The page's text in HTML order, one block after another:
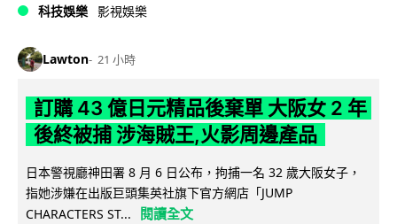
科技娛樂 影視娛樂
Lawton 21 小時
訂購 43 億日元精品後棄單 大阪女 2 年
後終被捕 涉海賊王,火影周邊產品
日本警視廳神田署 8 月 6 日公布，拘捕一名 32 歲大阪女子，
指她涉嫌在出版巨頭集英社旗下官方網店「JUMP
CHARACTERS ST...
閱讀全文